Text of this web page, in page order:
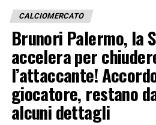
CALCIOMERCATO
Brunori Palermo, la
accelera per
l’attaccante!
giocatore, restano
alcuni dettagli